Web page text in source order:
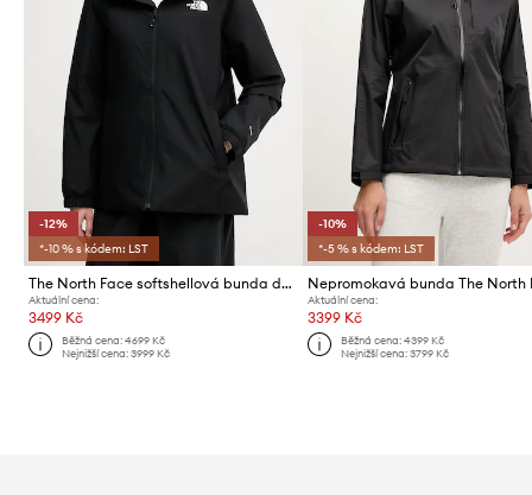
-12%
*-10 % s kódem: LST
The North Face softshellová bunda dámská QUEST
Aktuální cena:
3499 Kč
Běžná cena:4699 Kč
Nejnižší cena:3999 Kč
-10%
*-5 % s kódem: LST
Aktuální cena:
3399 Kč
Běžná cena: 4399 Kč
Nejnižší cena: 3799 Kč